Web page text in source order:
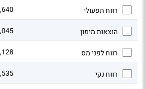
רווח תפעולי
הוצאות מימון
רווח לפני מס
רווח נקי